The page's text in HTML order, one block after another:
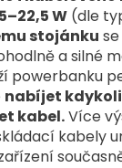
W (dle
stojánku
a silné
powerbanku
nabíjet
kabel.Více
kabely